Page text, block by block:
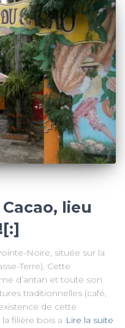
lieu
Noire, située sur la
Terre). Cette
d’antan et toute son
traditionnelles (café,
de cette
filière bois a Lire la suite